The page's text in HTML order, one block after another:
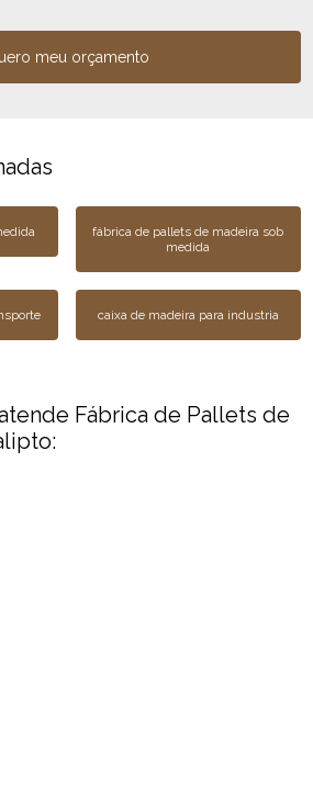
meu orçamento
fábrica de pallets de madeira sob
medida
caixa de madeira para industria
Fábrica de Pallets de